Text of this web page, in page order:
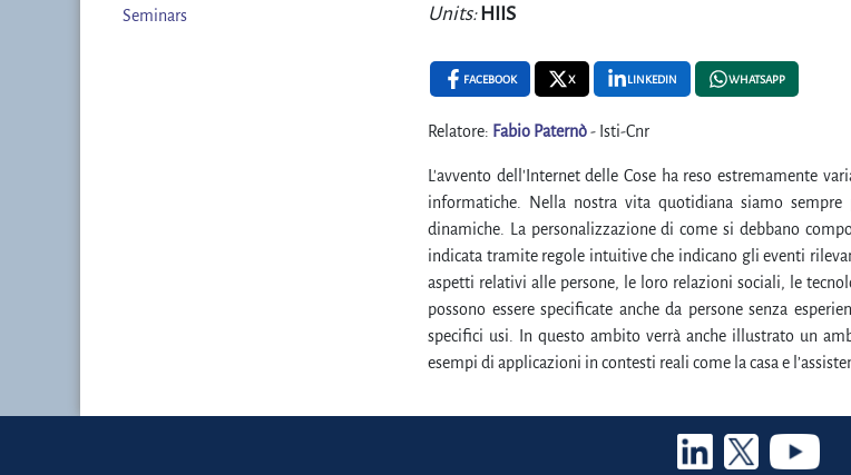
Seminars
Units: HIIS
FACEBOOK X LINKEDIN WHATSAPP
Relatore: Fabio Paternò- Isti-Cnr
L'avvento dell'Internet delle Cose ha reso estremamente
informatiche. Nella nostra vita quotidiana siamo
dinamiche. La personalizzazione di come si debbano
indicata tramite regole intuitive che indicano gli eventi
aspetti relativi alle persone, le loro relazioni sociali, le
possono essere specificate anche da persone senza
specifici usi. In questo ambito verrà anche illustrato un
esempi di applicazioni in contesti reali come la casa e